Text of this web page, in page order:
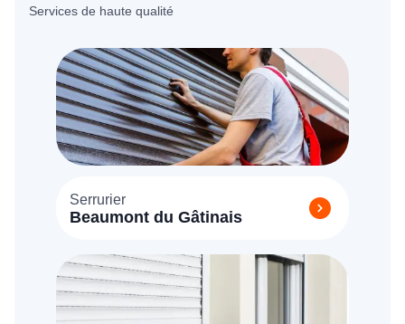
Services de haute qualité
Serrurier
Beaumont du Gâtinais